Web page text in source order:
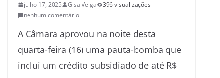
julho 17, 2025 Gisa Veiga
396 visualizações
nenhum comentário
A Câmara aprovou na noite desta
quarta-feira (16) uma pauta-bomba que
inclui um crédito subsidiado de até R$